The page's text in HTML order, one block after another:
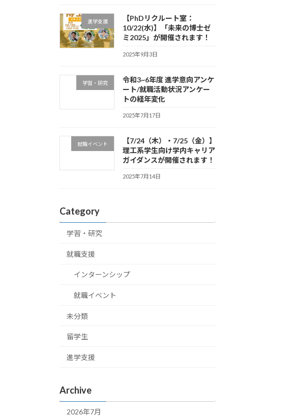
進学支援
【PhDリクルート室：
10/22(水)】「未来の博士ゼ
ミ2025」が開催されます！
2025年9月3日
学習・研究
令和3~6年度 進学意向アンケ
ート/就職活動状況アンケー
トの経年変化
2025年7月17日
就職イベント
【7/24（木）・7/25（金）】
理工系学生向け学内キャリア
ガイダンスが開催されます！
2025年7月14日
Category
学習・研究
就職支援
インターンシップ
就職イベント
未分類
留学生
進学支援
Archive
2026年7月